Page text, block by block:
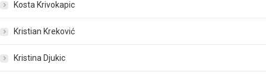
Kosta Krivokapic
Kristian Kreković
Kristina Djukic